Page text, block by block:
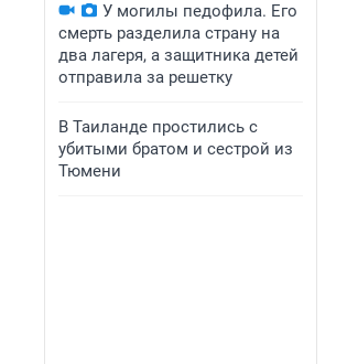
У могилы педофила. Его
смерть разделила страну на
два лагеря, а защитника детей
отправила за решетку
В Таиланде простились с
убитыми братом и сестрой из
Тюмени